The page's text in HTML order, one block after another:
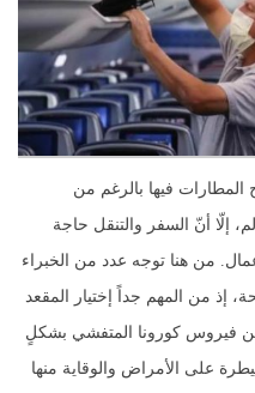
فيها بالرغم من
إلّا أنّ السفر والتنقل حاجة
من هنا توجه عدد من الخبراء
إذ من المهم جداً إختيار المقعد
من فيروس كورونا المتفشي بشكلٍ
على الأمراض والوقاية منها